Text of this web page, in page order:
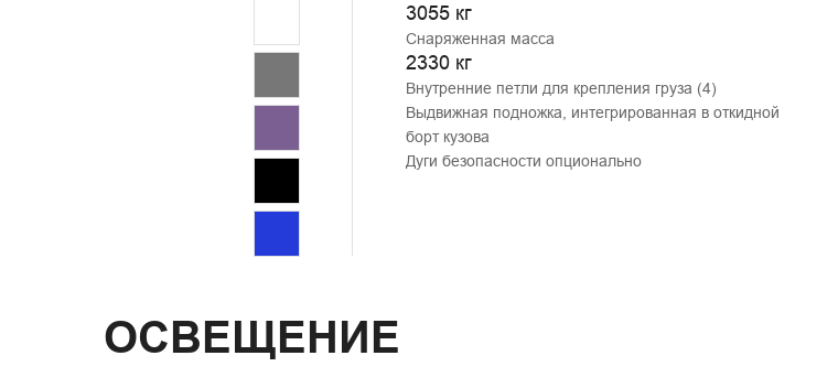
3055 кг
Снаряженная масса
2330 кг
Внутренние петли для крепления груза (4)
Выдвижная подножка, интегрированная в откидной
борт кузова
Дуги безопасности опционально
ОСВЕЩЕНИЕ